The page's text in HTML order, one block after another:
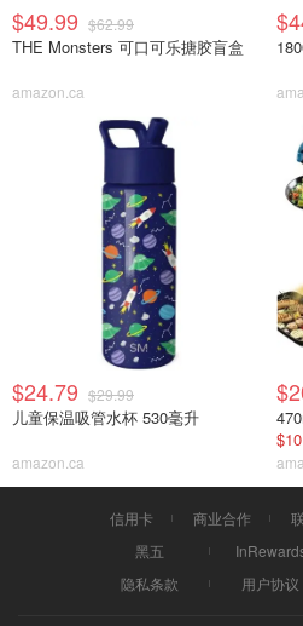
$49.99 $62.99
THE Monsters 可口可乐搪胶盲盒
amazon.ca
$24.79 $29.99
儿童保温吸管水杯 530毫升
amazon.ca
信用卡 商业合作
黑五
隐私条款
用户协议